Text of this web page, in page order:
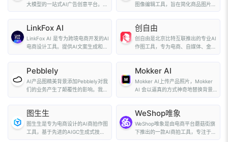
大模型的一站式AI广告创意平台。为
图像编辑工具，旨在简化商品图片的
LinkFox AI
LinkFox AI 是专为跨境电商开发的AI
电商设计工具。提供AI文案生成和高
创自由
创自由是北京比特互联推出的专业AI
作图工具，专为电商、自媒体、金
Pebblely
AI产品图精美背景添加Pebblely对我
们的业务产生了颠覆性的影响。我们
Mokker AI
Mokker AI上传产品照片，Mokker
AI 会以逼真的方式神奇地替换背景-
图生生
图生生是专为电商设计的AI商拍作图
工具，基于先进的AIGC生成式技
WeShop唯象
WeShop唯象是由电商平台蘑菇街旗
下推出的一款AI商拍工具，专注于电